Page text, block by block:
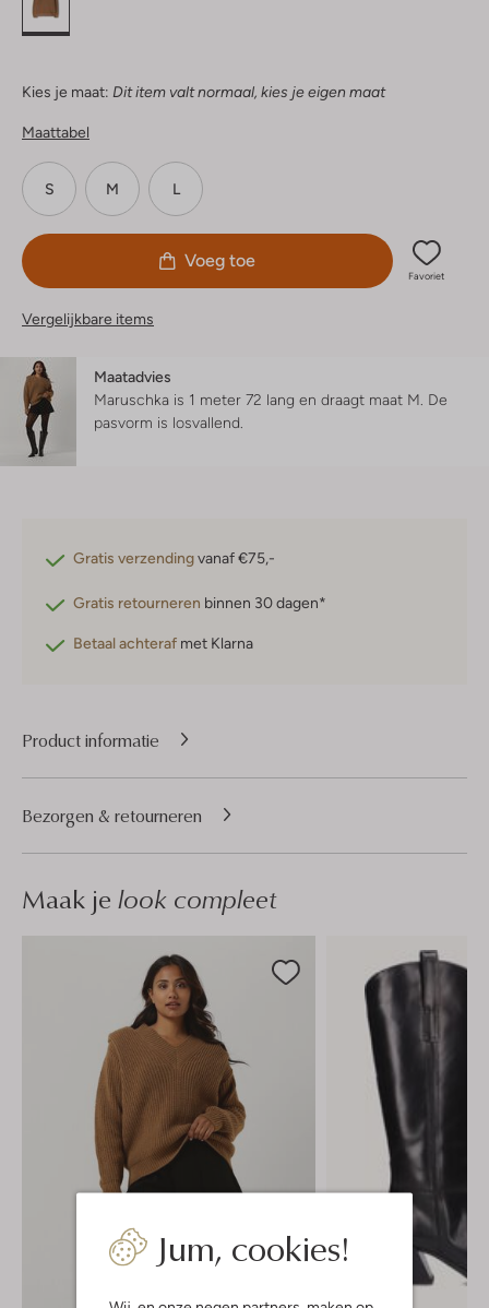
Jum, cookies!
Kies je maat: Dit item valt normaal, kies je eigen maat
Maattabel
S M L
Voeg toe
Favoriet
Vergelijkbare items
Maatadvies
Maruschka is 1 meter 72 lang en draagt maat M. De
pasvorm is losvallend
Gratis verzendingvanaf €75,-
Gratis retourneren binnen 30 dagen*
Betaal achteraf met Klarna
Product informatie
Bezorgen & retourneren
Maak je look compleet